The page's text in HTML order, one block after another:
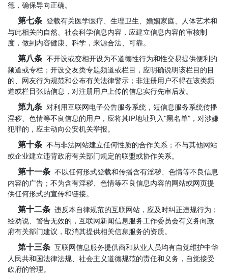
德，确保导向正确。
第七条 登载有关医学医疗、生理卫生、婚姻家庭、人体艺术和
与此相关的自然、社会科学信息内容，应建立信息内容的审核制
度，做到内容健康、科学，来源合法、可靠。
第八条 不开设或变相开设为不道德性行为和性交易提供便利的
频道或专栏；开设交友类专题频道或栏目，应明确说明该栏目的目
的、网友行为规范和公布有关法律警示；非注册用户不得在该类频
道或栏目张贴信息，对注册用户上传的信息实行先审后发。
第九条 对利用互联网电子公告服务系统，短信息服务系统传播
淫秽、色情等不良信息的用户，应将其IP地址列入“黑名单”，对涉嫌
犯罪的，应主动向公安机关举报。
第十条 不与非法网站建立任何性质的合作关系；不与其他网站
或企业建立违背政府有关部门规定的联盟或协作关系。
第十一条 不以任何形式登载和传播含有淫秽、色情等不良信息
内容的广告；不为含有淫秽、色情等不良信息内容的网站或网页提
供任何形式的宣传和链接。
第十二条 违反本自律规范的互联网站，应及时纠正违规行为；
经劝说、警告无效的，互联网新闻信息服务工作委员会有义务向政
府有关部门建议，取消其提供相关信息服务的资质。
第十三条 互联网信息服务提供商和从业人员均有自觉维护中华
人民共和国法律法规、社会主义道德规范的责任和义务，自觉接受
政府的管理。